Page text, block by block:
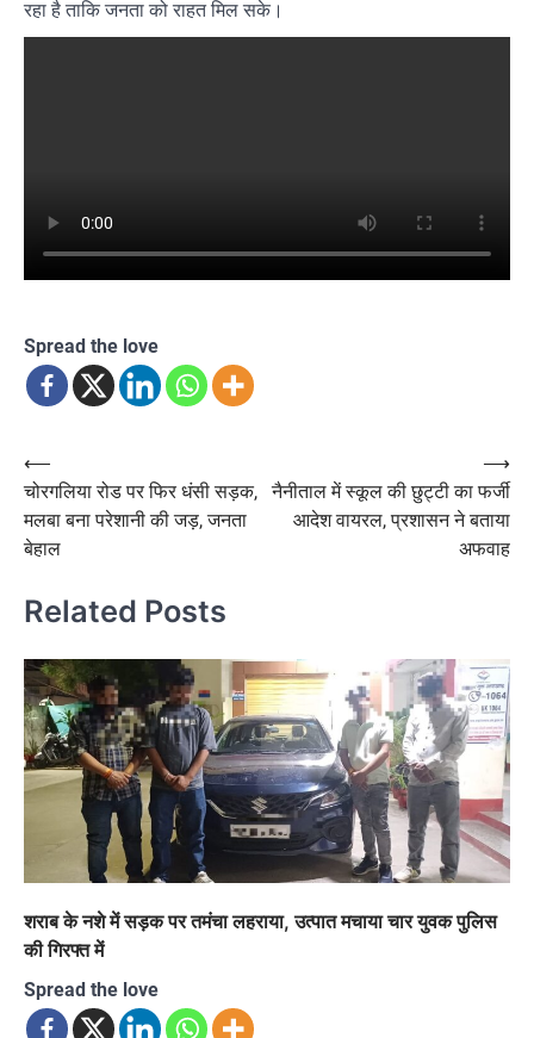
रहा है ताकि जनता को राहत मिल सके।
Spread the love
Post
navigation
⟵
चोरगलिया रोड पर फिर धंसी सड़क,
मलबा बना परेशानी की जड़, जनता
बेहाल
नैनीताल में स्कूल की छुट्टी का फर्जी
आदेश वायरल, प्रशासन ने बताया
अफवाह
⟶
Related Posts
शराब के नशे में सड़क पर तमंचा लहराया, उत्पात मचाया चार युवक पुलिस
की गिरफ्त में
Spread the love